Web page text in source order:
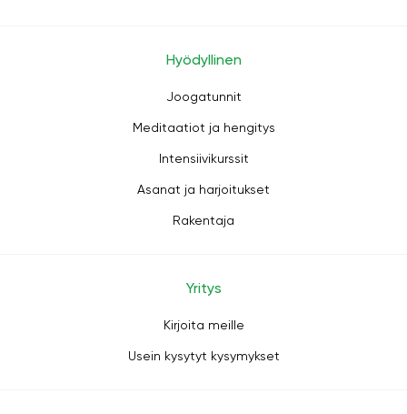
Hyödyllinen
Joogatunnit
Meditaatiot ja hengitys
Intensiivikurssit
Asanat ja harjoitukset
Rakentaja
Yritys
Kirjoita meille
Usein kysytyt kysymykset